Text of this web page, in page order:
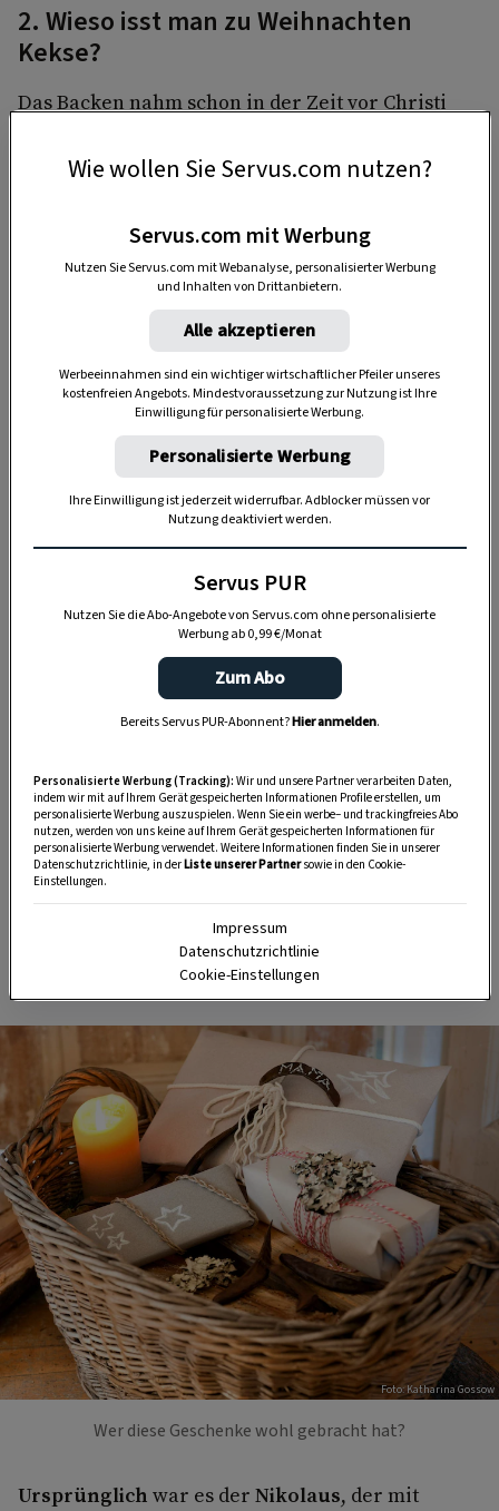
2. Wieso isst man zu Weihnachten
Kekse?
Das Backen nahm schon in der Zeit vor Christi
Wintersonnenwende am 21. Dezembermit
gebacken wurden. Diese sollten böse
Geister und Dämonen fern halten.
„Servus Garten“ auf WhatsApp
Nutzen Sie WhatsApp auf Ihrem Handy und lieben es, auf
dem Balkon, der Terrasse oder im Garten zu werkeln? In
unserem kostenlosen WhatsApp-Kanal finden Sie täglich
Tipps und Tricks für Garten, Terrasse, Balkon- und
HIER MEHR ERFAHREN
3. Warum überreicht man zu
Weihnachten Geschenke?
Foto: Katharina Gossow
Wer diese Geschenke wohl gebracht hat?
Ursprünglich war es der Nikolaus, der mit
Wie wollen Sie Servus.com nutzen?
Servus.com mit Werbung
Nutzen Sie Servus.com mit Webanalyse, personalisierter Werbung
und Inhalten von Drittanbietern.
Alle akzeptieren
Werbeeinnahmen sind ein wichtiger wirtschaftlicher Pfeiler unseres
kostenfreien Angebots. Mindestvoraussetzung zur Nutzung ist Ihre
Einwilligung für personalisierte Werbung.
Personalisierte Werbung
Ihre Einwilligung ist jederzeit widerrufbar. Adblocker müssen vor
Nutzung deaktiviert werden.
Servus PUR
Nutzen Sie die Abo-Angebote von Servus.com ohne personalisierte
Werbung ab 0,99 €/Monat
Zum Abo
Bereits Servus PUR-Abonnent?Hier anmelden.
Personalisierte Werbung (Tracking): Wir und unsere Partner verarbeiten Daten,
indem wir mit auf Ihrem Gerät gespeicherten Informationen Profile erstellen, um
personalisierte Werbung auszuspielen. Wenn Sie ein werbe– und trackingfreies Abo
nutzen, werden von uns keine auf Ihrem Gerät gespeicherten Informationen für
personalisierte Werbung verwendet. Weitere Informationen finden Sie in unserer
Datenschutzrichtlinie, in derListe unserer Partnersowie in den Cookie-
Einstellungen.
Impressum
Datenschutzrichtlinie
Cookie-Einstellungen